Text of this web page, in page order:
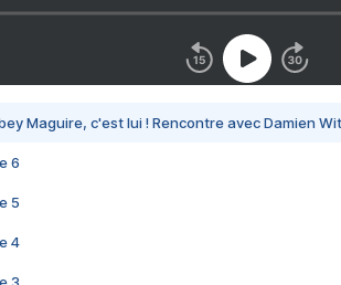
Maguire, c'est lui ! Rencontre avec Damien
6
5
4